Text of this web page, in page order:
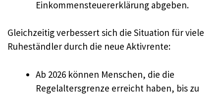
Einkommensteuererklärung abgeben.
Gleichzeitig verbessert sich die Situation für viele
Ruheständler durch die neue Aktivrente:
Ab 2026 können Menschen, die die
Regelaltersgrenze erreicht haben, bis zu